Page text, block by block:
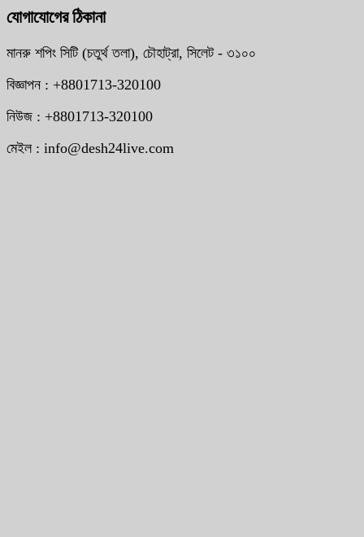
যোগাযোগের ঠিকানা
মানরু শপিং সিটি (চতুর্থ তলা), চৌহাট্রা, সিলেট - ৩১০০
বিজ্ঞাপন : +8801713-320100
নিউজ : +8801713-320100
মেইল : info@desh24live.com